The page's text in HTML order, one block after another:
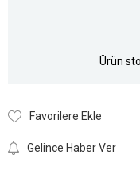
Ürün
Favorilere Ekle
Gelince Haber Ver